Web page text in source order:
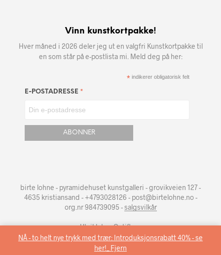
NÅ - to helt nye trykk med trær: Introduksjonsrabatt 40% - se
her!_ Fjern
Vinn kunstkortpakke!
Hver måned i 2026 deler jeg ut en valgfri Kunstkortpakke til
en som står på e-postlista mi. Meld deg på her:
* indikerer obligatorisk felt
E-POSTADRESSE *
birte lohne - pyramidehuset kunstgalleri - grovikveien 127 -
4635 kristiansand - +4793028126 - post@birtelohne.no -
org.nr 984739095 -salgsvilkår
Utviklet avOptiflow.